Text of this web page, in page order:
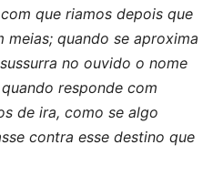
que riamos depois que
meias; quando se aproxima
no ouvido o nome
responde com
de ira, como se algo
contra esse destino que